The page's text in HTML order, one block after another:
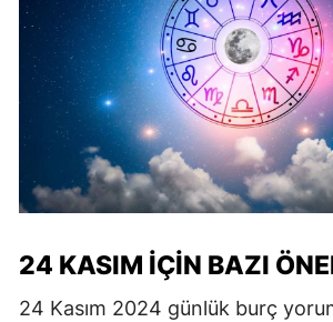
24 KASIM İÇIN BAZI
24 Kasım 2024 günlük burç